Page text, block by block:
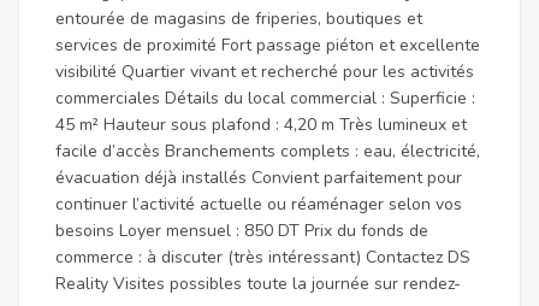
entourée de magasins de friperies, boutiques et
services de proximité Fort passage piéton et excellente
visibilité Quartier vivant et recherché pour les activités
commerciales Détails du local commercial : Superficie :
45 m² Hauteur sous plafond : 4,20 m Très lumineux et
facile d’accès Branchements complets : eau, électricité,
évacuation déjà installés Convient parfaitement pour
continuer l’activité actuelle ou réaménager selon vos
besoins Loyer mensuel : 850 DT Prix du fonds de
commerce : à discuter (très intéressant) Contactez DS
Reality Visites possibles toute la journée sur rendez-